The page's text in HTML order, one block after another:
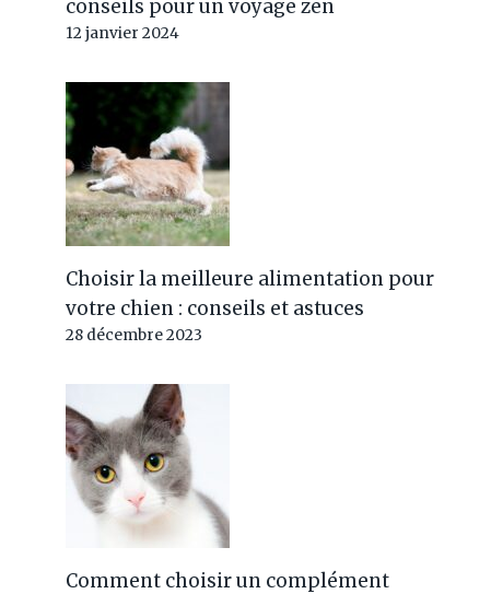
conseils pour un voyage zen
12 janvier 2024
Choisir la meilleure alimentation pour
votre chien : conseils et astuces
28 décembre 2023
Comment choisir un complément